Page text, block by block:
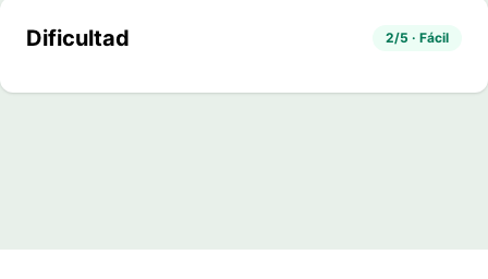
Dificultad 2/5 · Fácil